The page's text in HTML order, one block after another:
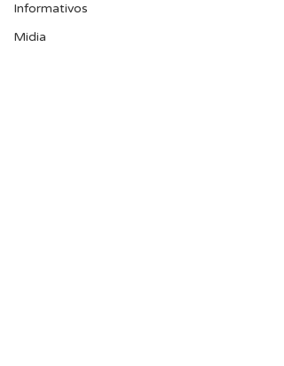
Informativos
Midia